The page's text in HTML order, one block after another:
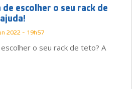
escolher o seu rack de
2022 - 19h57
o seu rack de teto? A